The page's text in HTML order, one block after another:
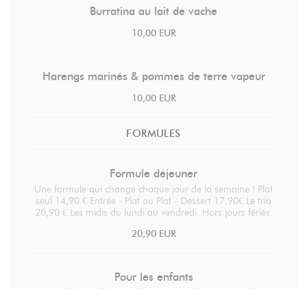
Burratina au lait de vache
10,00 EUR
Harengs marinés & pommes de terre vapeur
10,00 EUR
FORMULES
Formule déjeuner
Une formule qui change chaque jour de la semaine ! Plat
seul 14,90 € Entrée - Plat ou Plat - Dessert 17,90€ Le trio
20,90 € Les midis du lundi au vendredi. Hors jours fériés.
20,90 EUR
Pour les enfants